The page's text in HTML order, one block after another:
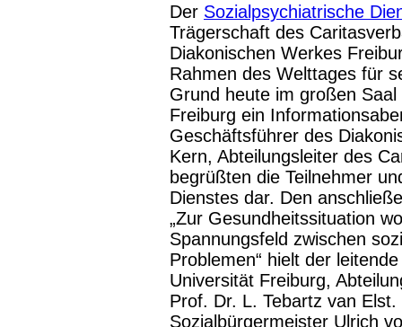
Der Sozialpsychiatrische
Trägerschaft des
Diakonischen Werkes
Rahmen des Welttages für
Grund heute im großen
Freiburg ein
Geschäftsführer des
Kern, Abteilungsleiter des
begrüßten die Teilnehmer
Dienstes dar. Den
„Zur Gesundheitssituation
Spannungsfeld zwischen
Problemen“ hielt der
Universität Freiburg,
Prof. Dr. L. Tebartz van
Sozialbürgermeister Ulrich